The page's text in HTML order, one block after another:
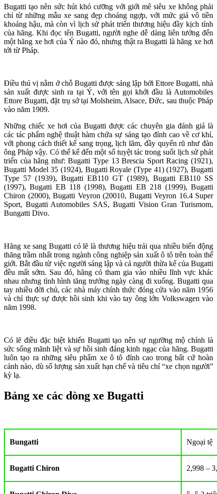
Bugatti tạo nên sức hút khó cưỡng với giới mê siêu xe không phải
chỉ từ những mẫu xe sang đẹp choáng ngợp, với mức giá vô tiền
khoáng hậu, mà còn vì lịch sử phát triển thương hiệu đầy kịch tính
của hãng. Khi đọc tên Bugatti, người nghe dễ dàng liên tưởng đến
một hãng xe hơi của Ý nào đó, nhưng thật ra Bugatti là hãng xe hơi
tới từ Pháp.
Điều thú vị nằm ở chỗ Bugatti được sáng lập bởi Ettore Bugatti, nhà
sản xuất được sinh ra tại Ý, với tên gọi khởi đầu là Automobiles
Ettore Bugatti, đặt trụ sở tại Molsheim, Alsace, Đức, sau thuộc Pháp
vào năm 1909.
Những chiếc xe hơi của Bugatti được các chuyên gia đánh giá là
các tác phẩm nghệ thuật hàm chứa sự sáng tạo đỉnh cao về cơ khí,
với phong cách thiết kế sang trọng, lịch lãm, đầy quyến rũ như đàn
ông Pháp vậy. Có thể kể đến một số tuyệt tác trong suốt lịch sử phát
triển của hãng như: Bugatti Type 13 Brescia Sport Racing (1921),
Bugatti Model 35 (1924), Bugatti Royale (Type 41) (1927), Bugatti
Type 57 (1939), Bugatti EB110 GT (1989), Bugatti EB110 SS
(1997), Bugatti EB 118 (1998), Bugatti EB 218 (1999), Bugatti
Chiron (2000), Bugatti Veyron (20010, Bugatti Veyron 16.4 Super
Sport, Bugatti Automobiles SAS, Bugatti Vision Gran Turismom,
Bungatti Divo.
Hãng xe sang Bugatti có lẽ là thương hiệu trải qua nhiều biến động
thăng trầm nhất trong ngành công nghiệp sản xuất ô tô trên toàn thế
giới. Bắt đầu từ việc người sáng lập và cả người thừa kế của Bugatti
đều mất sớm. Sau đó, hãng có tham gia vào nhiều lĩnh vực khác
nhau nhưng tình hình tăng trưởng ngày càng đi xuống. Bugatti qua
tay nhiều đời chủ, các nhà máy chính thức đóng cửa vào năm 1956
và chỉ thực sự được hồi sinh khi vào tay ông lớn Volkswagen vào
năm 1998.
Có lẽ điều đặc biệt khiến Bugatti tạo nên sự ngưỡng mộ chính là
sức sống mãnh liệt và sự hồi sinh đáng kinh ngạc của hãng. Bugatti
luôn tạo ra những siêu phẩm xe ô tô đỉnh cao trong bất cứ hoàn
cảnh nào, dù số lượng sản xuất hạn chế và tiêu chí “xe chọn người”
kỳ lạ.
Bảng xe các dòng xe Bugatti
Bungatti Ngoại tệ
Bugatti Chiron 2,998 –